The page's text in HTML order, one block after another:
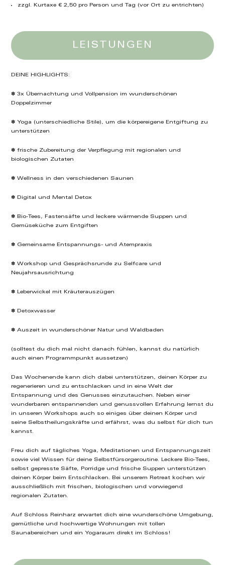
zzgl. Kurtaxe € 2,50 pro Person und Tag (vor Ort zu entrichten)
LEISTUNGEN
DEINE HIGHLIGHTS:
✽ 3x Übernachtung und Vollpension im wunderschönen
Doppelzimmer
✽ Yoga (unterschiedliche Stile), um die körpereigene Entgiftung zu
unterstützen
✽ frische Zubereitung der Verpflegung mit regionalen und
biologischen Zutaten
✽ Wellness in den verschiedenen Saunen
✽ Digital und Mental Detox
✽ Bio-Tees, Fastensäfte und leckere wärmende Suppen und
Gemüseküche zum Entgiften
✽ Gemeinsame Entspannungs- und Atempraxis
✽ Workshop und Gesprächsrunde zu Selfcare und
Neujahrsausrichtung
✽ Leberwickel mit Kräuterauszügen
✽ Detoxwasser
✽ Auszeit in wunderschöner Natur und Waldbaden
(solltest du dich mal nicht danach fühlen, kannst du natürlich
auch einen Programmpunkt aussetzen)
Das Wochenende kann dich dabei unterstützen, deinen Körper zu
regenerieren und zu entschlacken und in eine Welt der
Entspannung und des Genusses einzutauchen. Neben einer
wunderbaren entspannenden und genussvollen Erfahrung lernst du
in unseren Workshops auch so einiges über deinen Körper und
seine Selbstheilungskräfte und erfährst, was du selbst für dich tun
kannst.
Freu dich auf tägliches Yoga, Meditationen und Entspannungszeit
sowie viel Wissen für deine Selbstfürsorgeroutine. Leckere Bio-Tees,
selbst gepresste Säfte, Porridge und frische Suppen unterstützen
deinen Körper beim Entschlacken. Bei unserem Retreat kochen wir
ausschließlich mit frischen, biologischen und vorwiegend
regionalen Zutaten.
Auf Schloss Reinharz erwartet dich eine wunderschöne Umgebung,
gemütliche und hochwertige Wohnungen mit tollen
Saunabereichen und ein Yogaraum direkt im Schloss!